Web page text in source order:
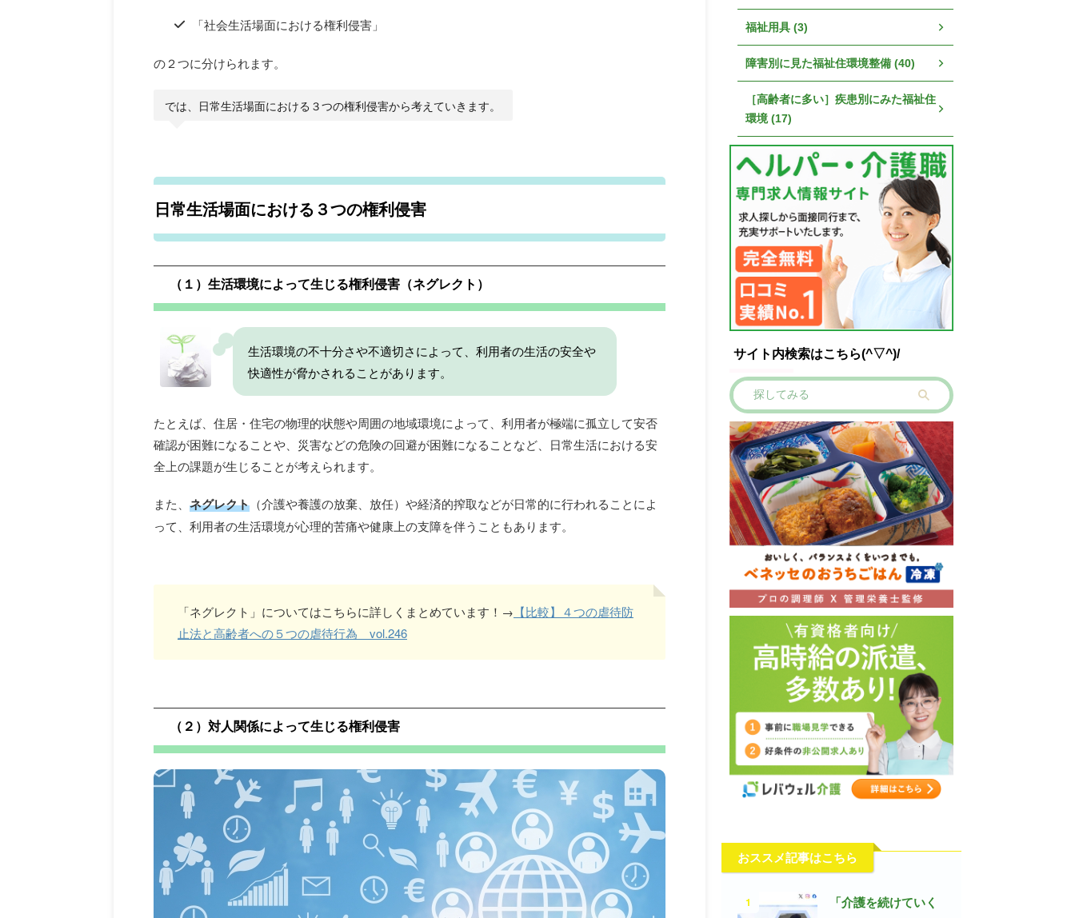
「社会生活場面における権利侵害」
の２つに分けられます。
では、日常生活場面における３つの権利侵害から考えていきます。
日常生活場面における３つの権利侵害
（１）生活環境によって生じる権利侵害（ネグレクト）
生活環境の不十分さや不適切さによって、利用者の生活の安全や
快適性が脅かされることがあります。
たとえば、住居・住宅の物理的状態や周囲の地域環境によって、利用者が極端に孤立して安否
確認が困難になることや、災害などの危険の回避が困難になることなど、日常生活における安
全上の課題が生じることが考えられます。
また、 ネグレクト （介護や養護の放棄、放任）や経済的搾取などが日常的に行われることによ
って、利用者の生活環境が心理的苦痛や健康上の支障を伴うこともあります。
「ネグレクト」についてはこちらに詳しくまとめています！→ 【比較】４つの虐待防
止法と高齢者への５つの虐待行為 vol.246
（２）対人関係によって生じる権利侵害
福祉用具 (3)
障害別に見た福祉住環境整備 (40)
［高齢者に多い］疾患別にみた福祉住
環境 (17)
サイト内検索はこちら(^▽^)/
おススメ記事はこちら
1
「介護を続けていく